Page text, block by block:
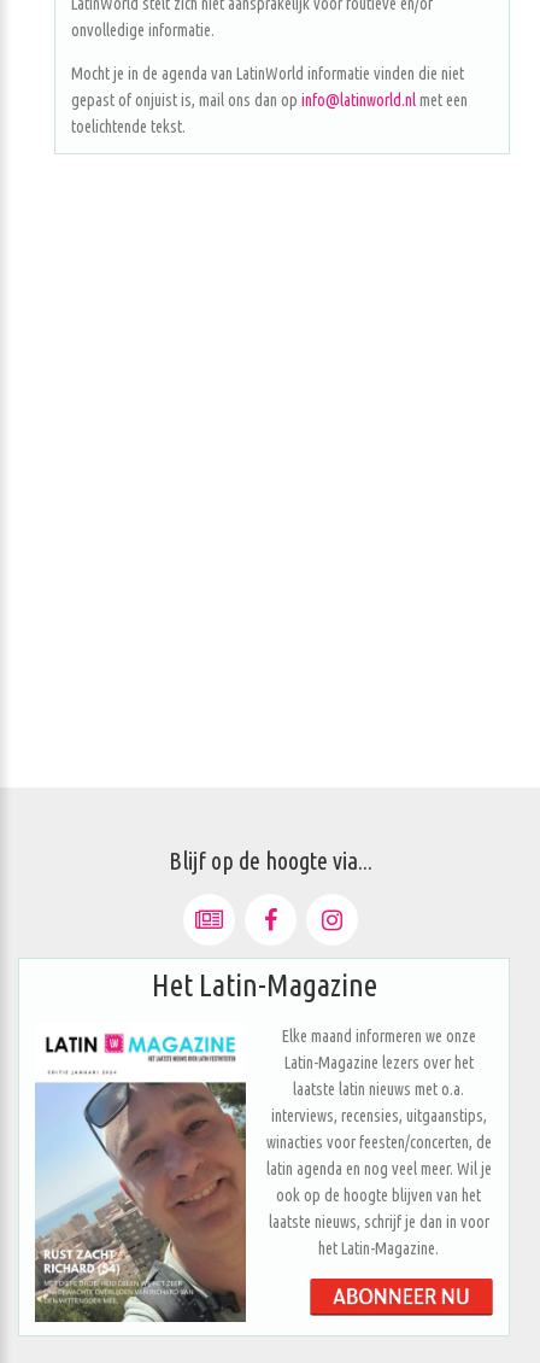
onvolledige informatie.
Mocht je in de agenda van LatinWorld informatie vinden die niet
gepast of onjuist is, mail ons dan op info@latinworld.nlmet een
toelichtende tekst.
Blijf op de hoogte via...
Het Latin-Magazine
Elke maand informeren we onze
Latin-Magazine lezers over het
laatste latin nieuws met o.a.
interviews, recensies, uitgaanstips,
winacties voor feesten/concerten, de
latin agenda en nog veel meer. Wil je
ook op de hoogte blijven van het
laatste nieuws, schrijf je dan in voor
het Latin-Magazine.